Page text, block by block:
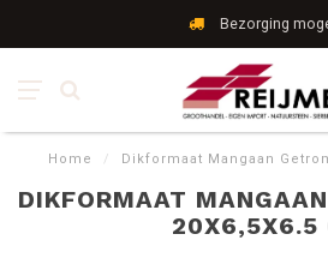
Bezorging
Home / Dikformaat Mangaan
DIKFORMAAT
20X6,5X6.5